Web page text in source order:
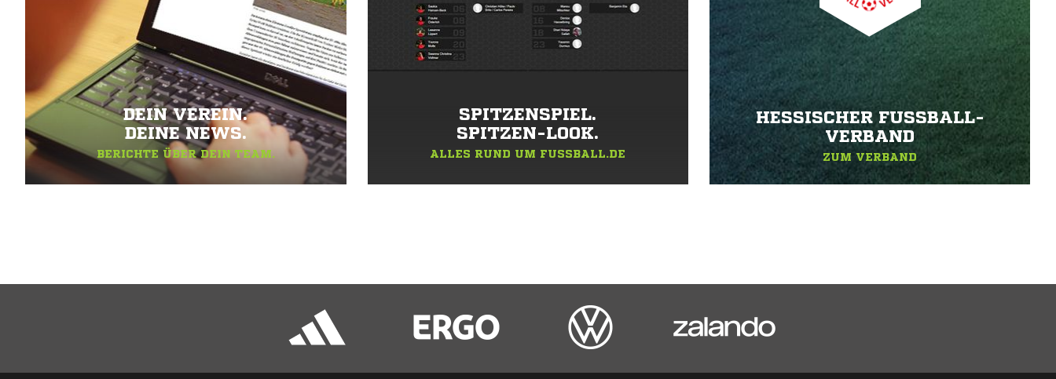
DEIN VEREIN.
DEINE NEWS.
BERICHTE ÜBER DEIN TEAM.
SPITZENSPIEL.
SPITZEN-LOOK.
ALLES RUND UM FUSSBALL.DE
HESSISCHER FUSSBALL-V
ERBAND
ZUM VERBAND